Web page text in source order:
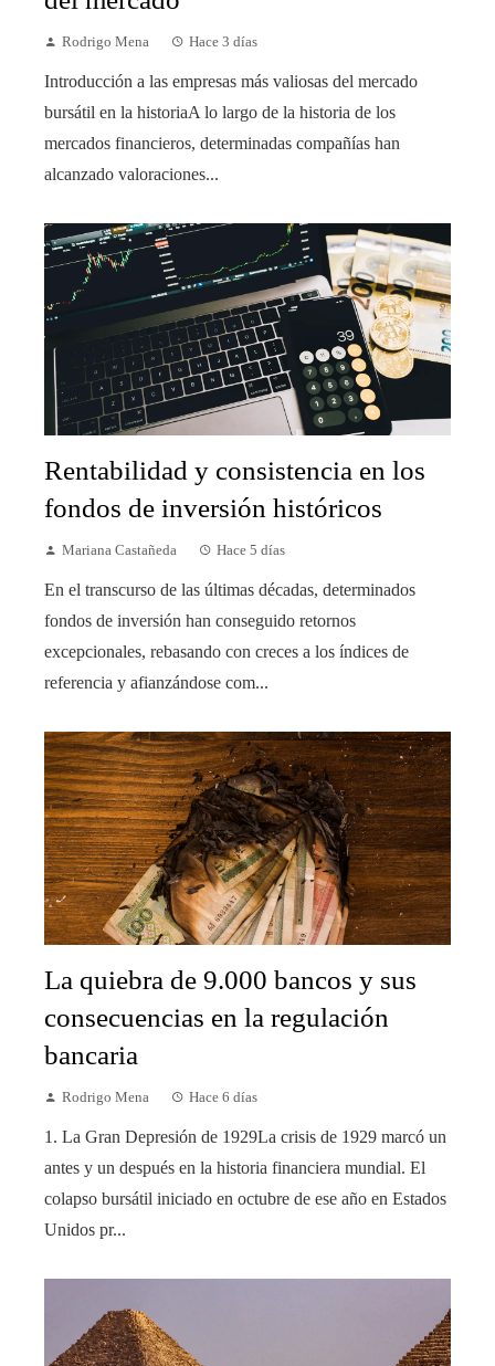
Rodrigo Mena Hace 3 días
Introducción a las empresas más valiosas del mercado
bursátil en la historiaA lo largo de la historia de los
mercados financieros, determinadas compañías han
alcanzado valoraciones...
Rentabilidad y consistencia en los
fondos de inversión históricos
Mariana Castañeda Hace 5 días
En el transcurso de las últimas décadas, determinados
fondos de inversión han conseguido retornos
excepcionales, rebasando con creces a los índices de
referencia y afianzándose com...
La quiebra de 9.000 bancos y sus
consecuencias en la regulación
bancaria
Rodrigo Mena Hace 6 días
1. La Gran Depresión de 1929La crisis de 1929 marcó un
antes y un después en la historia financiera mundial. El
colapso bursátil iniciado en octubre de ese año en Estados
Unidos pr...